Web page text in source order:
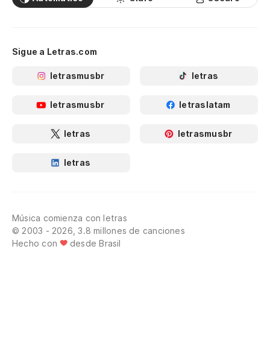
Sigue a Letras.com
letrasmusbr letras
letrasmusbr letraslatam
letras letrasmusbr
letras
Música comienza con letras
© 2003 - 2026, 3.8 millones de canciones
Hecho con
desde Brasil